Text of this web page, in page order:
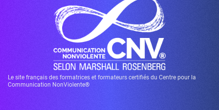
Le site français des formatrices et formateurs certifiés du Centre pour la
Communication NonViolente®